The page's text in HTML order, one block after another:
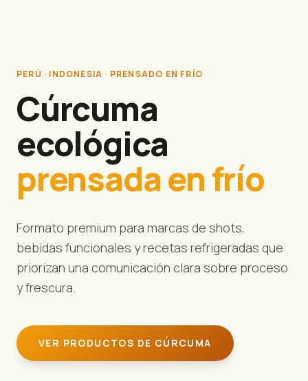
PERÚ · INDONESIA · PRENSADO EN FRÍO
Cúrcuma
ecológica
prensada en frío
Formato premium para marcas de shots,
bebidas funcionales y recetas refrigeradas que
priorizan una comunicación clara sobre proceso
y frescura.
VER PRODUCTOS DE CÚRCUMA